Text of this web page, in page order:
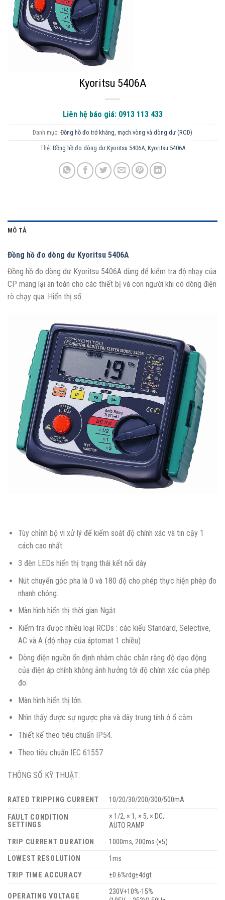
Kyoritsu 5406A
Liên hệ báo giá: 0913 113 433
Danh mục: Đồng hồ đo trở kháng, mạch vòng và dòng dư (RCD)
Thẻ: Đồng hồ đo dòng dư Kyoritsu 5406A, Kyoritsu 5406A
MÔ TẢ
Đồng hồ đo dòng dư Kyoritsu 5406A
Đồng hồ đo dòng dư Kyoritsu 5406A dùng để kiểm tra độ nhạy của
CP mang lại an toàn cho các thiết bị và con người khi có dòng điện
rò chạy qua. Hiển thị số.
Tùy chỉnh bộ vi xử lý để kiếm soát độ chính xác và tin cậy 1
cách cao nhất.
3 đèn LEDs hiển thị trạng thái kết nối dây
Nút chuyển góc pha là 0 và 180 độ cho phép thực hiện phép đo
nhanh chóng.
Màn hình hiển thị thời gian Ngắt
Kiểm tra được nhiều loại RCDs : các kiểu Standard, Selective,
AC và A (độ nhạy của áptomat 1 chiều)
Dòng điện nguồn ổn định nhằm chắc chắn rằng độ dạo động
của điện áp chính không ảnh hưởng tới độ chính xác của phép
đo.
Màn hình hiển thị lớn.
Nhìn thấy được sự ngược pha và dây trung tính ở ổ cắm.
Thiết kế theo tiêu chuẩn IP54.
Theo tiêu chuẩn IEC 61557
THÔNG SỐ KỸ THUẬT:
RATED TRIPPING CURRENT 10/20/30/200/300/500mA
FAULT CONDITION
SETTINGS
× 1/2, × 1, × 5, × DC,
AUTO RAMP
TRIP CURRENT DURATION
1000ms, 200ms (×5)
LOWEST RESOLUTION
1ms
TRIP TIME ACCURACY
±0.6%rdg±4dgt
OPERATING VOLTAGE
230V+10%-15%